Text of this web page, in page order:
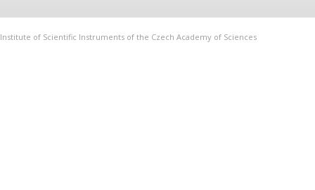
Institute of Scientific Instruments of the Czech Academy of Sciences